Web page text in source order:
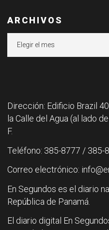
ARCHIVOS
Dirección: Edificio Brazil
la Calle del Agua (al lado
F.
Teléfono: 385-8777 / 385-
Correo electrónico:
En Segundos es el diario
República de Panamá.
El diario digital En